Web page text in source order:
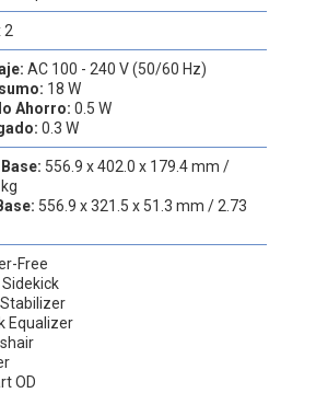
2
AC 100 - 240 V (50/60 Hz)
18 W
Ahorro:0.5 W
0.3 W
556.9 x 402.0 x 179.4 mm /
556.9 x 321.5 x 51.3 mm / 2.73
Free
Sidekick
Equalizer
OD